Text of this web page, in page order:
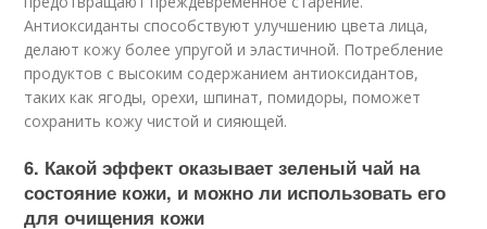
Антиоксиданты способствуют улучшению цвета лица,
делают кожу более упругой и эластичной. Потребление
продуктов с высоким содержанием антиоксидантов,
таких как ягоды, орехи, шпинат, помидоры, поможет
сохранить кожу чистой и сияющей.
6. Какой эффект оказывает зеленый чай на
состояние кожи, и можно ли использовать его
для очищения кожи